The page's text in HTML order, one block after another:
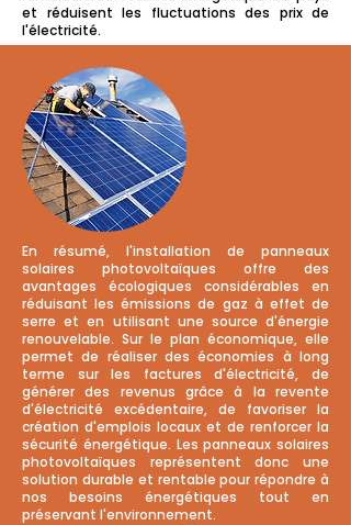
et réduisent les fluctuations des prix de
l'électricité.
En résumé, l'installation de panneaux
solaires photovoltaïques offre des
avantages écologiques considérables en
réduisant les émissions de gaz à effet de
serre et en utilisant une source d'énergie
renouvelable. Sur le plan économique, elle
permet de réaliser des économies à long
terme sur les factures d'électricité, de
générer des revenus grâce à la revente
d'électricité excédentaire, de favoriser la
création d'emplois locaux et de renforcer la
sécurité énergétique. Les panneaux solaires
photovoltaïques représentent donc une
solution durable et rentable pour répondre à
nos besoins énergétiques tout en
préservant l'environnement.